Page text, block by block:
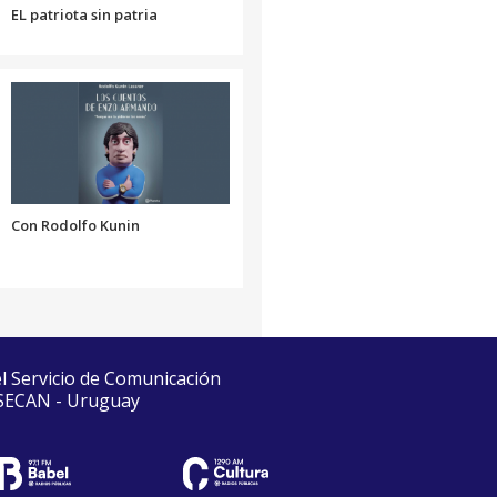
EL patriota sin patria
Con Rodolfo Kunin
de Comunicación
- Uruguay